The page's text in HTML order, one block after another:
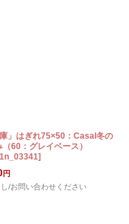
庫」はぎれ75×50：Casal冬の
60：グレイベース）
]
円
/お問い合わせください